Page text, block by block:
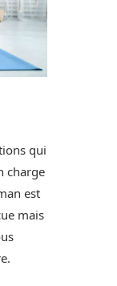
qui
charge
est
mais